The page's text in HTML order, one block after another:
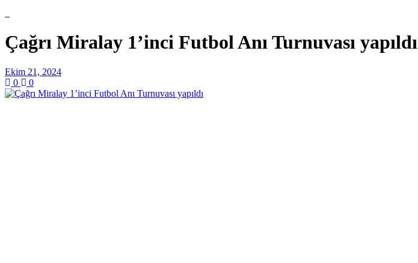
Çağrı Miralay 1’inci Futbol Anı Turnuvası yapıldı
Ekim 21, 2024
0
0